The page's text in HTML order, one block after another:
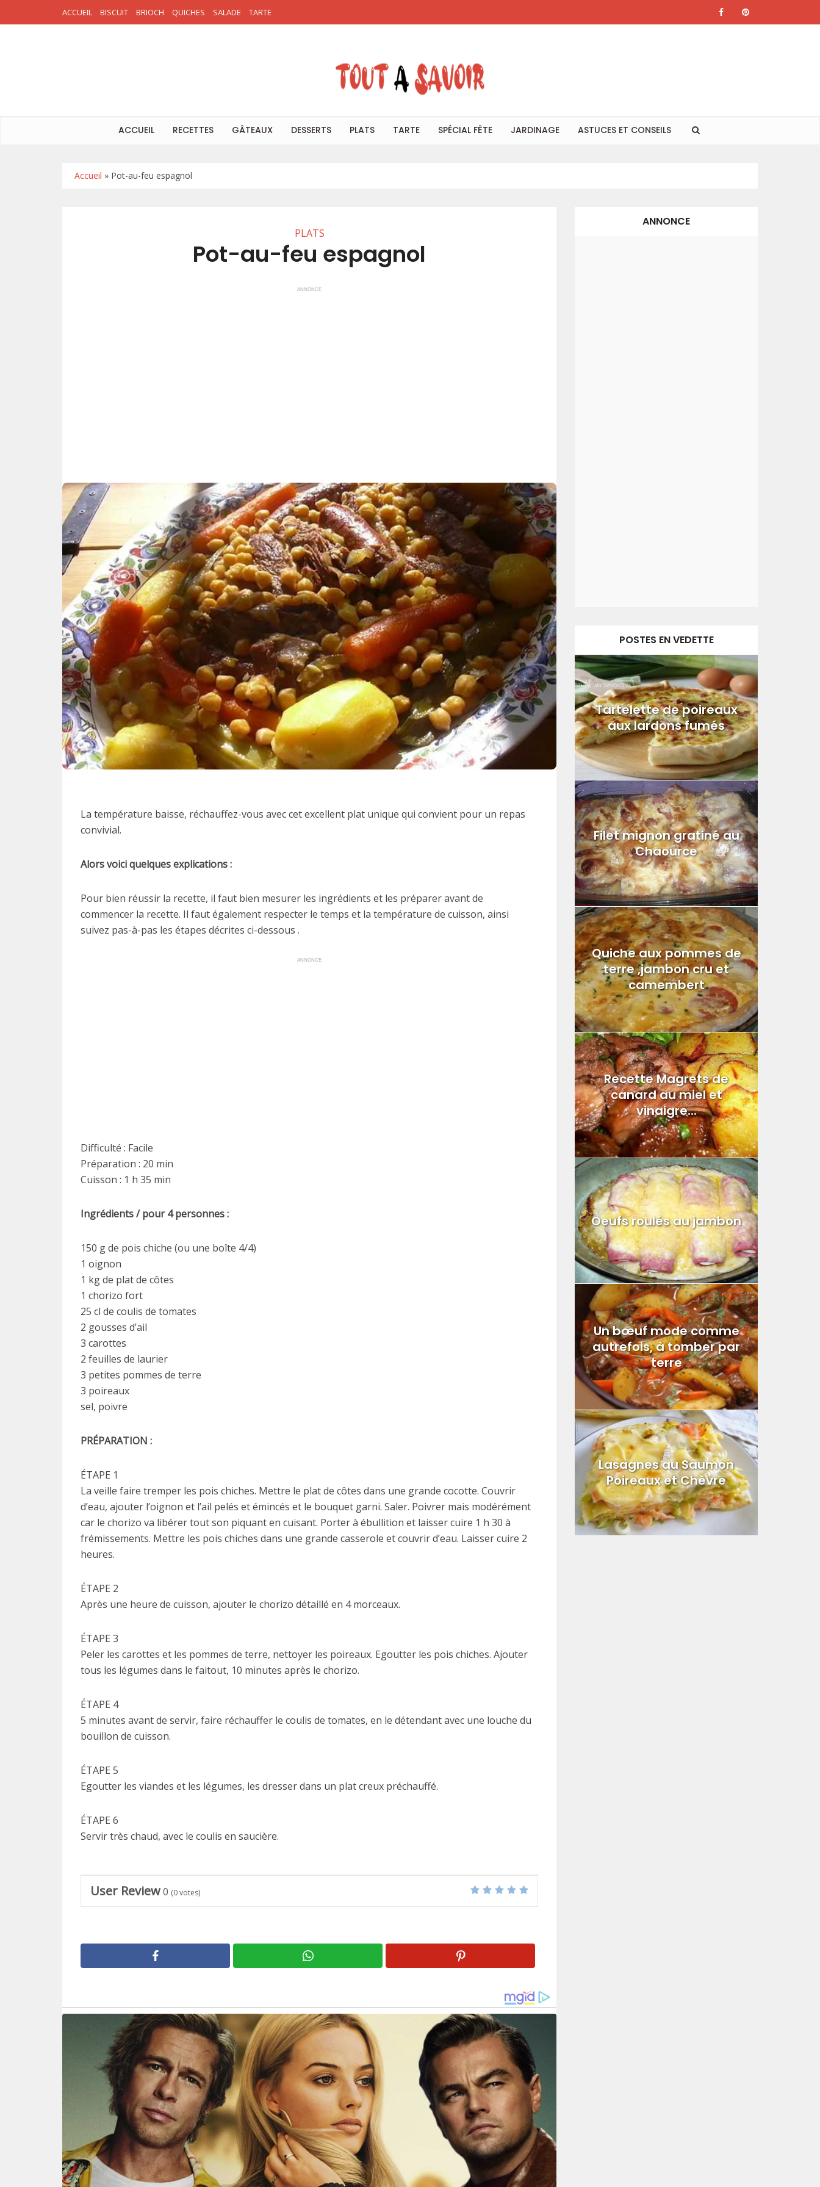
ACCUEIL BISCUIT BRIOCH QUICHES SALADE TARTE
ACCUEIL RECETTES GÂTEAUX DESSERTS PLATS TARTE SPÉCIAL FÊTE JARDINAGE ASTUCES ET CONSEILS
Accueil » Pot-au-feu espagnol
PLATS
Pot-au-feu espagnol
ANNONCE
La température baisse, réchauffez-vous avec cet excellent plat unique qui convient pour un repas
convivial.
Alors voici quelques explications :
Pour bien réussir la recette, il faut bien mesurer les ingrédients et les préparer avant de
commencer la recette. Il faut également respecter le temps et la température de cuisson, ainsi
suivez pas-à-pas les étapes décrites ci-dessous .
ANNONCE
Difficulté : Facile
Préparation : 20 min
Cuisson : 1 h 35 min
Ingrédients / pour 4 personnes :
150 g de pois chiche (ou une boîte 4/4)
1 oignon
1 kg de plat de côtes
1 chorizo fort
25 cl de coulis de tomates
2 gousses d’ail
3 carottes
2 feuilles de laurier
3 petites pommes de terre
3 poireaux
sel, poivre
PRÉPARATION :
ÉTAPE 1
La veille faire tremper les pois chiches. Mettre le plat de côtes dans une grande cocotte. Couvrir
d’eau, ajouter l’oignon et l’ail pelés et émincés et le bouquet garni. Saler. Poivrer mais modérément
car le chorizo va libérer tout son piquant en cuisant. Porter à ébullition et laisser cuire 1 h 30 à
frémissements. Mettre les pois chiches dans une grande casserole et couvrir d’eau. Laisser cuire 2
heures.
ÉTAPE 2
Après une heure de cuisson, ajouter le chorizo détaillé en 4 morceaux.
ÉTAPE 3
Peler les carottes et les pommes de terre, nettoyer les poireaux. Egoutter les pois chiches. Ajouter
tous les légumes dans le faitout, 10 minutes après le chorizo.
ÉTAPE 4
5 minutes avant de servir, faire réchauffer le coulis de tomates, en le détendant avec une louche du
bouillon de cuisson.
ÉTAPE 5
Egoutter les viandes et les légumes, les dresser dans un plat creux préchauffé.
ÉTAPE 6
Servir très chaud, avec le coulis en saucière.
User Review0 (0votes)
ANNONCE
POSTES EN VEDETTE
Tartelette de poireaux
aux lardons fumés
Filet mignon gratiné au
Chaource
Quiche aux pommes de
terre ,jambon cru et
camembert
Recette Magrets de
canard au miel et
vinaigre...
Oeufs roulés au jambon
Un bœuf mode comme
autrefois, à tomber par
terre
Lasagnes au Saumon
Poireaux et Chèvre